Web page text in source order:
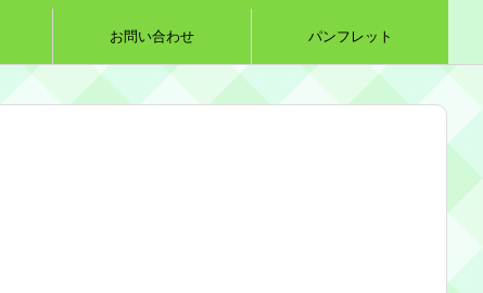
お問い合わせ パンフレット